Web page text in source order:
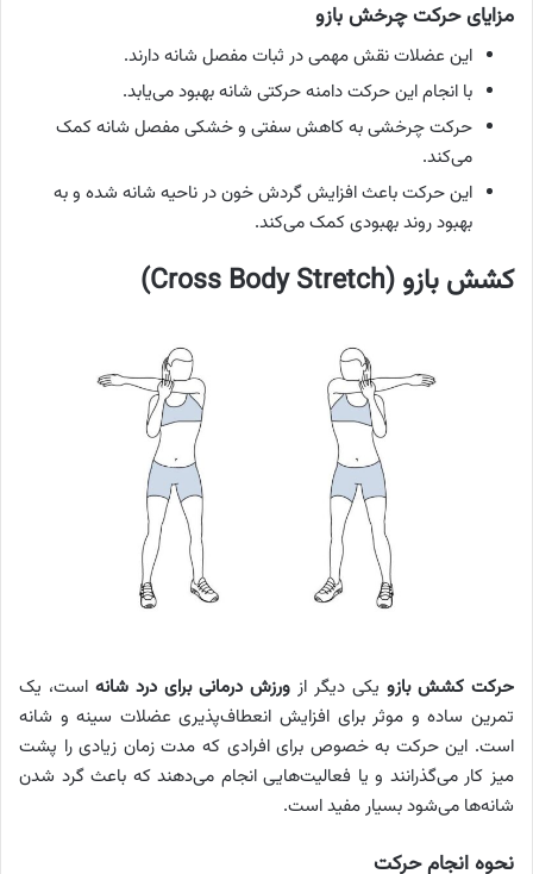
مزایای حرکت چرخش بازو
این عضلات نقش مهمی در ثبات مفصل شانه دارند.
با انجام این حرکت دامنه حرکتی شانه بهبود می‌یابد.
حرکت چرخشی به کاهش سفتی و خشکی مفصل شانه کمک
می‌کند.
این حرکت باعث افزایش گردش خون در ناحیه شانه شده و به
بهبود روند بهبودی کمک می‌کند.
کشش بازو(Cross Body Stretch)
حرکت کشش بازو یکی دیگر از ورزش درمانی برای درد شانه است، یک
تمرین ساده و موثر برای افزایش انعطاف‌پذیری عضلات سینه و شانه
است. این حرکت به خصوص برای افرادی که مدت زمان زیادی را پشت
میز کار می‌گذرانند و یا فعالیت‌هایی انجام می‌دهند که باعث گرد شدن
شانه‌ها می‌شود بسیار مفید است.
نحوه انجام حرکت